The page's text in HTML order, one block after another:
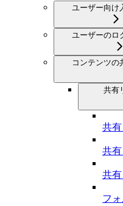
ユーザー向け
ユーザーのロ
コンテンツの
共有
共
共
共
フ